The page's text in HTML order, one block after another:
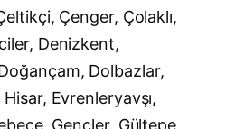
Çenger, Çolaklı,
Denizkent,
Dolbazlar,
Evrenleryavşı,
Gençler, Gültepe,